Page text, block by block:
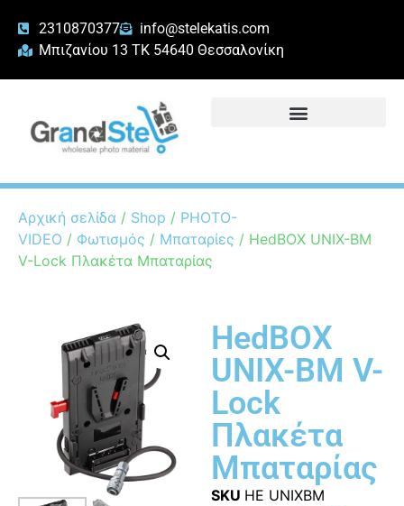
2310870377
info@stelekatis.com
Μπιζανίου 13 ΤΚ 54640 Θεσσαλονίκη
Αρχική σελίδα / Shop / PHOTO-
VIDEO / Φωτισμός / Μπαταρίες / HedBOX UNIX-BM
V-Lock Πλακέτα Μπαταρίας
HedBOX
UNIX-BM V-
Lock
Πλακέτα
Μπαταρίας
SKU HE UNIXBM